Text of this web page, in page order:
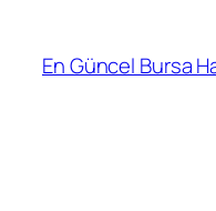
En Güncel Bursa